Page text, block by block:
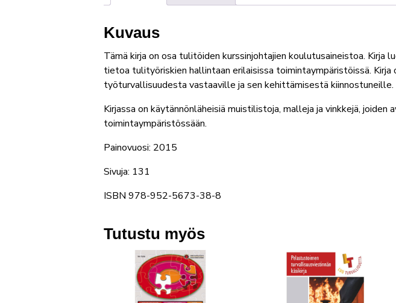
Kuvaus
Tämä kirja on osa tulitöiden kurssinjohtajien koulutusaineistoa.
tietoa tulityöriskien hallintaan erilaisissa toimintaympäristöissä.
työturvallisuudesta vastaaville ja sen kehittämisestä kiinnostuneille.
Kirjassa on käytännönläheisiä muistilistoja, malleja ja vinkkejä,
toimintaympäristössään.
Painovuosi: 2015
Sivuja: 131
ISBN 978-952-5673-38-8
Tutustu myös